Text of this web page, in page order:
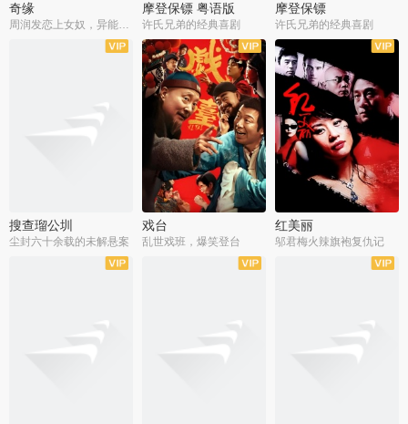
奇缘
周润发恋上女奴，异能护体战邪派
摩登保镖 粤语版
许氏兄弟的经典喜剧
摩登保镖
许氏兄弟的经典喜剧
搜查瑠公圳
尘封六十余载的未解悬案
戏台
乱世戏班，爆笑登台
红美丽
邬君梅火辣旗袍复仇记